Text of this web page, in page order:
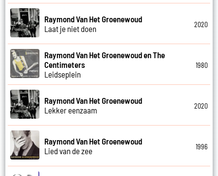
Raymond Van Het Groenewoud
Laat je niet doen
2020
Raymond Van Het Groenewoud en The
Centimeters
Leidseplein
1980
Raymond Van Het Groenewoud
Lekker eenzaam
2020
Raymond Van Het Groenewoud
Lied van de zee
1996